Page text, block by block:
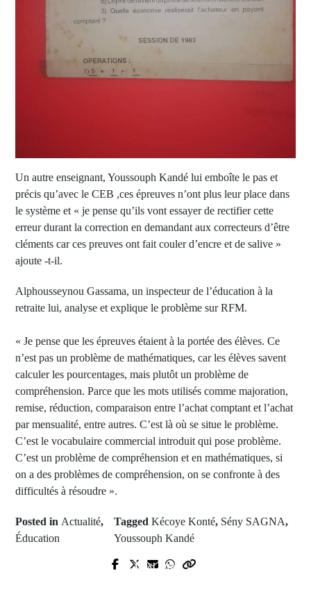
Un autre enseignant, Youssouph Kandé lui emboîte le pas et
précis qu’avec le CEB ,ces épreuves n’ont plus leur place dans
le système et « je pense qu’ils vont essayer de rectifier cette
erreur durant la correction en demandant aux correcteurs d’être
cléments car ces preuves ont fait couler d’encre et de salive »
ajoute -t-il.
Alphousseynou Gassama, un inspecteur de l’éducation à la
retraite lui, analyse et explique le problème sur RFM.
« Je pense que les épreuves étaient à la portée des élèves. Ce
n’est pas un problème de mathématiques, car les élèves savent
calculer les pourcentages, mais plutôt un problème de
compréhension. Parce que les mots utilisés comme majoration,
remise, réduction, comparaison entre l’achat comptant et l’achat
par mensualité, entre autres. C’est là où se situe le problème.
C’est le vocabulaire commercial introduit qui pose problème.
C’est un problème de compréhension et en mathématiques, si
on a des problèmes de compréhension, on se confronte à des
difficultés à résoudre ».
Posted in Actualité,
Éducation
TaggedKécoye Konté, Sény SAGNA,
Youssouph Kandé
Prev Post
Next Post